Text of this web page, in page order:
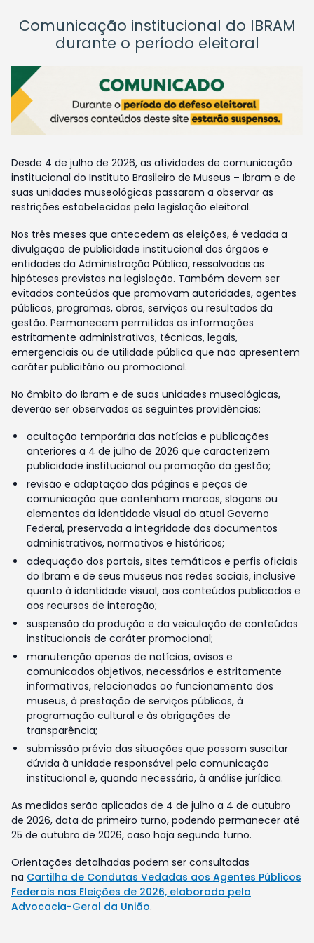
Comunicação institucional do IBRAM
durante o período eleitoral
Desde 4 de julho de 2026, as atividades de comunicação
institucional do Instituto Brasileiro de Museus – Ibram e de
suas unidades museológicas passaram a observar as
restrições estabelecidas pela legislação eleitoral.
Nos três meses que antecedem as eleições, é vedada a
divulgação de publicidade institucional dos órgãos e
entidades da Administração Pública, ressalvadas as
hipóteses previstas na legislação. Também devem ser
evitados conteúdos que promovam autoridades, agentes
públicos, programas, obras, serviços ou resultados da
gestão. Permanecem permitidas as informações
estritamente administrativas, técnicas, legais,
emergenciais ou de utilidade pública que não apresentem
caráter publicitário ou promocional.
No âmbito do Ibram e de suas unidades museológicas,
deverão ser observadas as seguintes providências:
ocultação temporária das notícias e publicações
anteriores a 4 de julho de 2026 que caracterizem
publicidade institucional ou promoção da gestão;
revisão e adaptação das páginas e peças de
comunicação que contenham marcas, slogans ou
elementos da identidade visual do atual Governo
Federal, preservada a integridade dos documentos
administrativos, normativos e históricos;
adequação dos portais, sites temáticos e perfis oficiais
do Ibram e de seus museus nas redes sociais, inclusive
quanto à identidade visual, aos conteúdos publicados e
aos recursos de interação;
suspensão da produção e da veiculação de conteúdos
institucionais de caráter promocional;
manutenção apenas de notícias, avisos e
comunicados objetivos, necessários e estritamente
informativos, relacionados ao funcionamento dos
museus, à prestação de serviços públicos, à
programação cultural e às obrigações de
transparência;
submissão prévia das situações que possam suscitar
dúvida à unidade responsável pela comunicação
institucional e, quando necessário, à análise jurídica.
As medidas serão aplicadas de 4 de julho a 4 de outubro
de 2026, data do primeiro turno, podendo permanecer até
25 de outubro de 2026, caso haja segundo turno.
Orientações detalhadas podem ser consultadas
na Cartilha de Condutas Vedadas aos Agentes Públicos
Federais nas Eleições de 2026, elaborada pela
Advocacia-Geral da União.